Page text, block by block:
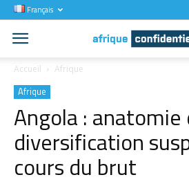
Français
Accueil Afrique
Afrique
Angola : anatomie
diversification
cours du brut